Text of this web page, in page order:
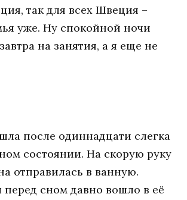
так для всех Швеция –
уже. Ну спокойной ночи
на занятия, а я еще не
после одиннадцати слегка
состоянии. На скорую руку
отправилась в ванную.
сном давно вошло в её